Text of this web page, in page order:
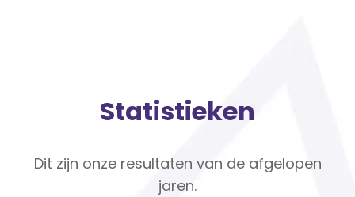
Statistieken
Dit zijn onze resultaten van de afgelopen
jaren.